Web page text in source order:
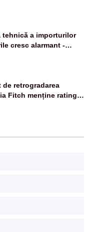
tehnică a importurilor
cresc alarmant -
de retrogradarea
Fitch menține ratingul
negativă